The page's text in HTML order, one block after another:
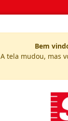
Bem
A tela mudou, mas